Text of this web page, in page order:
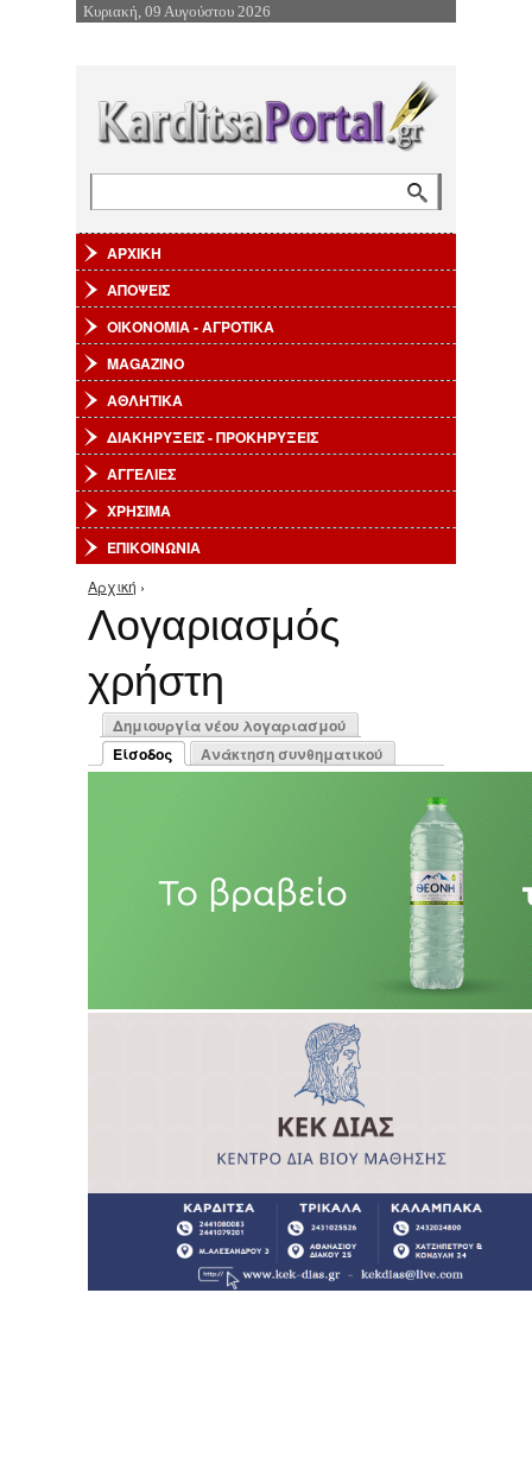
Επιστροφή στην Πλοήγηση
Κυριακή, 09 Αυγούστου 2026
ΑΡΧΙΚΗ
ΑΠΟΨΕΙΣ
ΟΙΚΟΝΟΜΙΑ - ΑΓΡΟΤΙΚΑ
MAGAZINO
ΑΘΛΗΤΙΚΑ
ΔΙΑΚΗΡΥΞΕΙΣ - ΠΡΟΚΗΡΥΞΕΙΣ
ΑΓΓΕΛΙΕΣ
ΧΡΗΣΙΜΑ
ΕΠΙΚΟΙΝΩΝΙΑ
Είστε εδώ
Αρχική ›
Λογαριασμός
χρήστη
Πρωτεύουσες καρτέλες
Δημιουργία νέου λογαριασμού
Είσοδος
(ενεργή καρτέλα)
Ανάκτηση συνθηματικού